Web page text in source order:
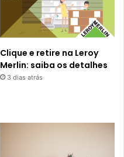
Clique e retire na Leroy
Merlin: saiba os detalhes
3 dias atrás